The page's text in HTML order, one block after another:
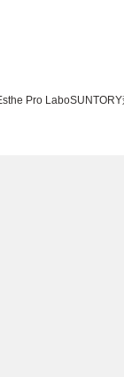
Pro LaboSUNTORY